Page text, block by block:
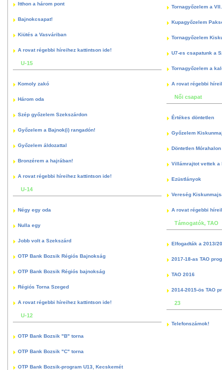
Itthon a három pont
Bajnokcsapat!
Kiütés a Vasváriban
A rovat régebbi híreihez kattintson ide!
U-15
Komoly zakó
Három oda
Szép győzelem Szekszárdon
Győzelem a Bajnok(i) rangadón!
Győzelem áldozattal
Bronzérem a hajrában!
A rovat régebbi híreihez kattintson ide!
U-14
Négy egy oda
Nulla egy
Jobb volt a Szekszárd
OTP Bank Bozsik Régiós Bajnokság
OTP Bank Bozsik Régiós bajnokság
Régiós Torna Szeged
A rovat régebbi híreihez kattintson ide!
U-12
OTP Bank Bozsik "B" torna
OTP Bank Bozsik "C" torna
OTP Bank Bozsik-program U13, Kecskemét
Tornagyőzelem a
Kupagyőzelem
Tornagyőzelem
U7-es csapatunk a
Tornagyőzelem a
A rovat régebbi
Női csapat
Értékes döntetlen
Győzelem
Döntetlen
Villámrajtot vettek a
Ezüstlányok
Vereség
A rovat régebbi
Támogatók, TAO
Elfogadták a 2013/
2017-18-as TAO
TAO 2016
2014-2015-ös TAO
23
Telefonszámok!